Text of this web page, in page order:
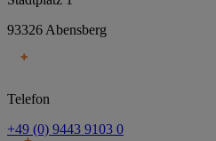
93326 Abensberg
Telefon
+49 (0) 9443 9103 0